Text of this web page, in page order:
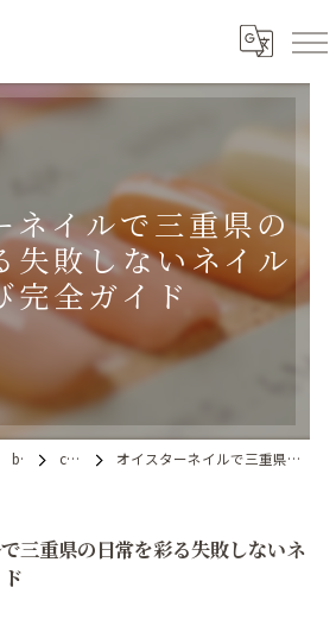
ネイルで三重県の
失敗しないネイル
完全ガイド
blog column オイスターネイルで三重県の日常を彩る失敗しないネイル選び完全ガイド
三重県の日常を彩る失敗しないネ